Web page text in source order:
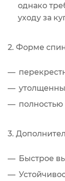
однако
уходу за
2. Форме
полностью
3.
Быстрое